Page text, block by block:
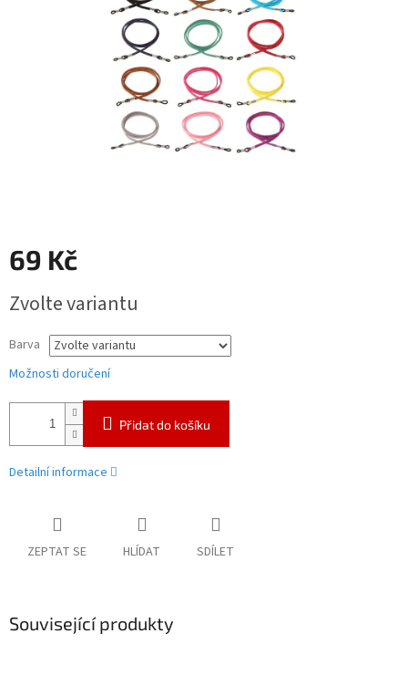
69 Kč
cena:
Zvolte variantu
Barva
Možnosti doručení
Přidat do košíku
Detailní informace
ZEPTAT SE HLÍDAT SDÍLET
Související produkty